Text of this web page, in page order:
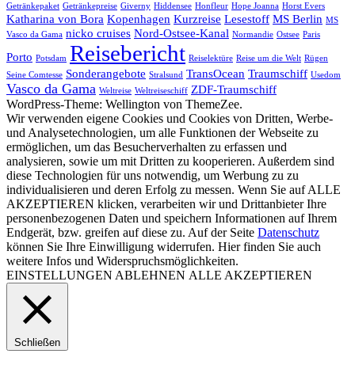
Getränkepaket Getränkepreise Giverny Hiddensee Honfleur Hope Joanna Horst Evers
Katharina von Bora Kopenhagen Kurzreise Lesestoff MS Berlin MS
Vasco da Gama nicko cruises Nord-Ostsee-Kanal Normandie Ostsee Paris
Porto Potsdam Reisebericht Reiselektüre Reise um die Welt Rügen
Seine Comtesse Sonderangebote Stralsund TransOcean Traumschiff Usedom
Vasco da Gama Weltreise Weltreiseschiff ZDF-Traumschiff
WordPress-Theme: Wellington von ThemeZee.
Wir verwenden eigene Cookies und Cookies von Dritten, Werbe-
und Analysetechnologien, um alle Funktionen der Webseite zu
ermöglichen, um das Besucherverhalten zu erfassen und
analysieren, sowie um mit Dritten zu kooperieren. Außerdem sind
diese Technologien für uns notwendig, um Werbung zu zu
individualisieren und deren Erfolg zu messen. Wenn Sie auf ALLE
AKZEPTIEREN klicken, verarbeiten wir und Drittanbieter Ihre
personenbezogenen Daten und speichern Informationen auf Ihrem
Endgerät, bzw. greifen auf diese zu. Auf der Seite Datenschutz
können Sie Ihre Einwilligung widerrufen. Hier finden Sie auch
weitere Infos und Widerspruchsmöglichkeiten.
EINSTELLUNGEN ABLEHNEN ALLE AKZEPTIEREN
Schließen